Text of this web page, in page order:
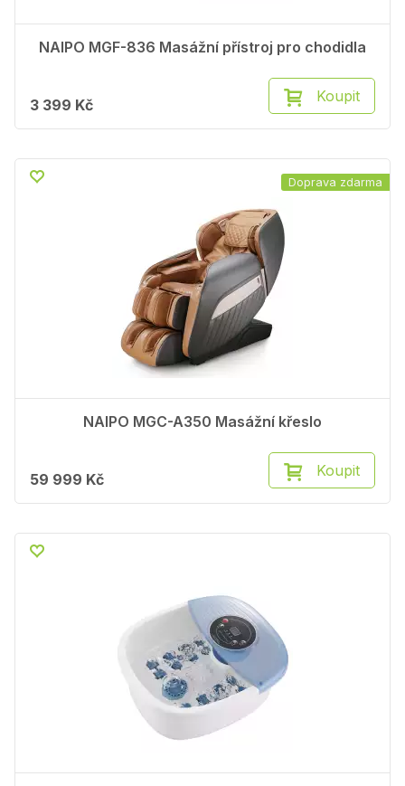
NAIPO MGF-836 Masážní přístroj pro chodidla
3 399 Kč Koupit
NAIPO MGC-A350 Masážní křeslo
59 999 Kč Koupit
Doprava zdarma